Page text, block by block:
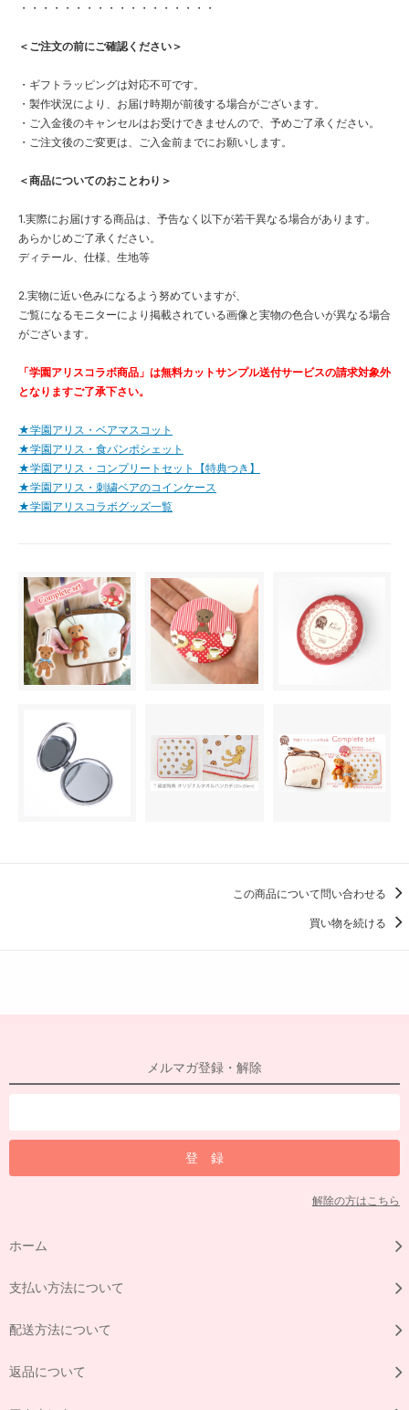
・・・・・・・・・・・・・・・・・・
＜ご注文の前にご確認ください＞
・ギフトラッピングは対応不可です。
・製作状況により、お届け時期が前後する場合がございます。
・ご入金後のキャンセルはお受けできませんので、予めご了承ください。
・ご注文後のご変更は、ご入金前までにお願いします。
＜商品についてのおことわり＞
1.実際にお届けする商品は、予告なく以下が若干異なる場合があります。
あらかじめご了承ください。
ディテール、仕様、生地等
2.実物に近い色みになるよう努めていますが、
ご覧になるモニターにより掲載されている画像と実物の色合いが異なる場合
がございます。
「学園アリスコラボ商品」は無料カットサンプル送付サービスの請求対象外
となりますご了承下さい。
★学園アリス・ベアマスコット
★学園アリス・食パンポシェット
★学園アリス・コンプリートセット【特典つき】
★学園アリス・刺繍ベアのコインケース
★学園アリスコラボグッズ一覧
この商品について問い合わせる
買い物を続ける
メルマガ登録・解除
解除の方はこちら
ホーム
支払い方法について
配送方法について
返品について